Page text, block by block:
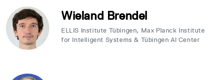
Wieland Brendel
ELLIS Institute Tübingen, Max Planck Institute
for Intelligent Systems & Tübingen Al Center